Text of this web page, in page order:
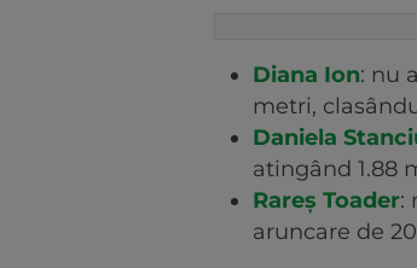
Diana Ion: nu
metri,
Daniela
atingând 1.88
Rareș Toader:
aruncare de